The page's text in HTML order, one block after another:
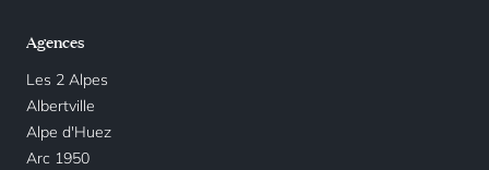
Agences
Les 2 Alpes
Albertville
Alpe d'Huez
Arc 1950